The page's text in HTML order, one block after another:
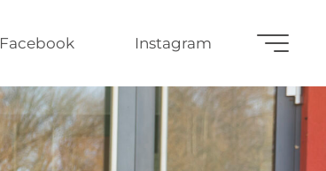
Facebook Instagram